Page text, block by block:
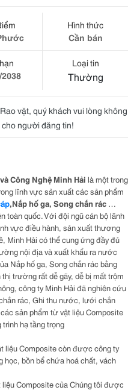
Hình thức
Cần bán
Loại tin
Thường
vặt, quý khách vui lòng không
người đăng tin!
Công Nghệ Minh Hải là một trong
lĩnh vực sản xuất các sản phẩm
,Nắp hố ga, Song chắn rác …
toàn quốc. Với đội ngũ cán bộ lãnh
vực điều hành, sản xuất thương
Minh Hải có thể cung ứng đầy đủ
nội địa và xuất khẩu ra nước
Nắp hố ga, Song chắn rác bằng
trường rất dễ gãy, dễ bị mất trộm
công ty Minh Hải đã nghiên cứu
rác, Ghi thu nước, lưới chắn
sản phẩm từ vật liệu Composite
hạ tầng trọng
liệu Composite còn được công ty
bồn bể chứa hoá chất, vách
Composite của Chúng tôi được